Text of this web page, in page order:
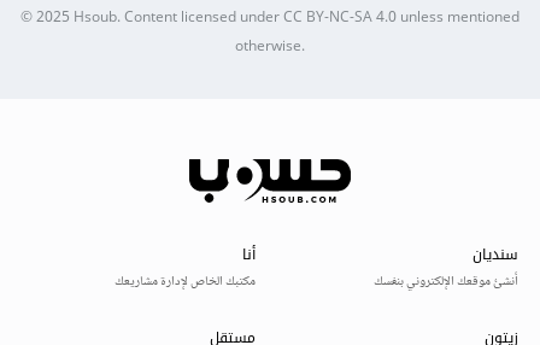
© 2025Hsoub.Content licensed underCC BY-NC-SA 4.0unless mentioned
otherwise.